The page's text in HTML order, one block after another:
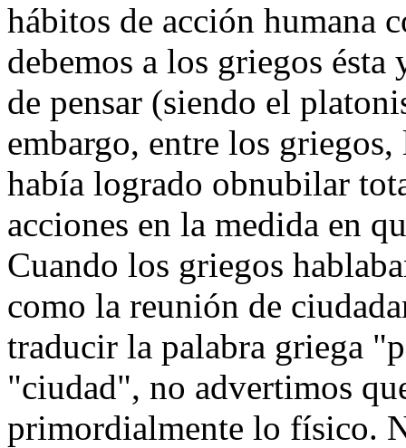
hábitos de acción humana
debemos a los griegos
de pensar (siendo el
embargo, entre los
había logrado obnubilar
acciones en la medida en
Cuando los griegos
como la reunión de
traducir la palabra griega
"ciudad", no advertimos
primordialmente lo físico.